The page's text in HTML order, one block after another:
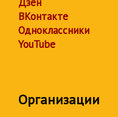
ВКонтакте
Одноклассники
YouTube
Организации